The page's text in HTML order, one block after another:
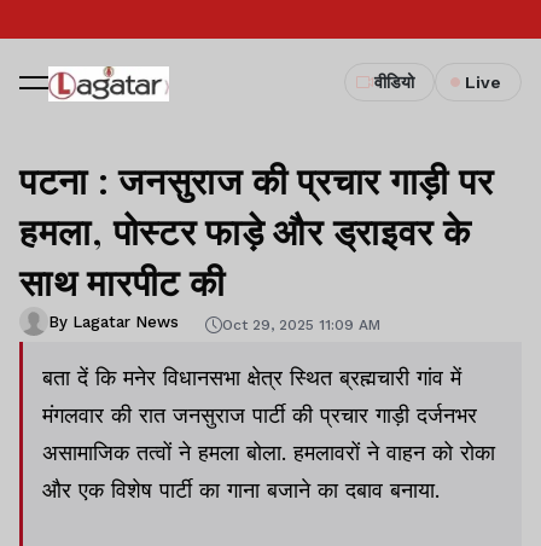
वीडियो Live
पटना : जनसुराज की प्रचार गाड़ी पर
हमला, पोस्टर फाड़े और ड्राइवर के
साथ मारपीट की
By Lagatar News Oct 29, 2025 11:09 AM
बता दें कि मनेर विधानसभा क्षेत्र स्थित ब्रह्मचारी गांव में
मंगलवार की रात जनसुराज पार्टी की प्रचार गाड़ी दर्जनभर
असामाजिक तत्वों ने हमला बोला. हमलावरों ने वाहन को रोका
और एक विशेष पार्टी का गाना बजाने का दबाव बनाया.